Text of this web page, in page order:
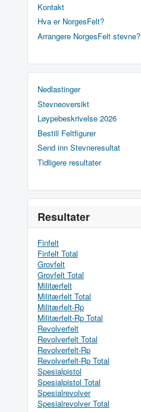
Kontakt
Hva er NorgesFelt?
Arrangere NorgesFelt stevne?
Nedlastinger
Stevneoversikt
Løypebeskrivelse 2026
Bestill Feltfigurer
Send inn Stevneresultat
Tidligere resultater
Resultater
Finfelt
Finfelt Total
Grovfelt
Grovfelt Total
Militærfelt
Militærfelt Total
Militærfelt-Rp
Militærfelt-Rp Total
Revolverfelt
Revolverfelt Total
Revolverfelt-Rp
Revolverfelt-Rp Total
Spesialpistol
Spesialpistol Total
Spesialrevolver
Spesialrevolver Total